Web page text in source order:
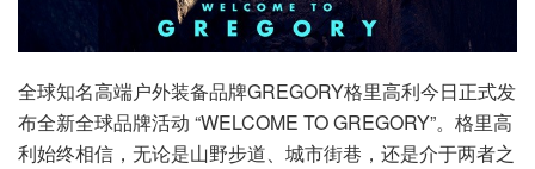
全球知名高端户外装备品牌GREGORY格里高利今日正式发
布全新全球品牌活动 “WELCOME TO GREGORY”。格里高
利始终相信，无论是山野步道、城市街巷，还是介于两者之